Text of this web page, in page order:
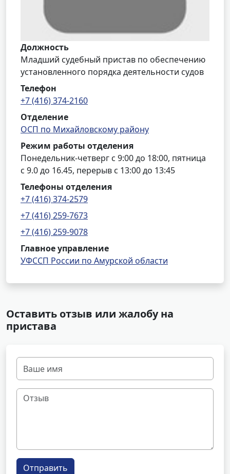
Должность
Младший судебный пристав по обеспечению
установленного порядка деятельности судов
Телефон
+7 (416) 374-2160
Отделение
ОСП по Михайловскому району
Режим работы отделения
Понедельник-четверг с 9:00 до 18:00, пятница
с 9.0 до 16.45, перерыв с 13:00 до 13:45
Телефоны отделения
+7 (416) 374-2579
+7 (416) 259-7673
+7 (416) 259-9078
Главное управление
УФССП России по Амурской области
Оставить отзыв или жалобу на
пристава
Отправить